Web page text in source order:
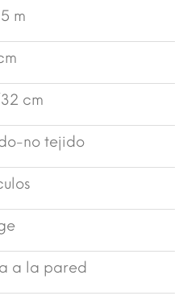
m
cm
no tejido
a la pared